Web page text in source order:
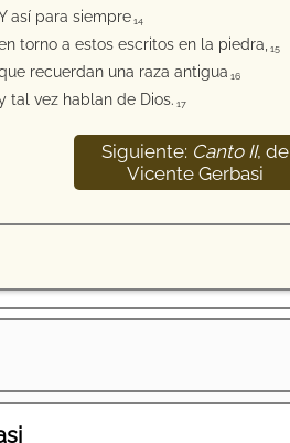
así para siempre 14
torno a estos escritos en la piedra, 15
recuerdan una raza antigua 16
tal vez hablan de Dios. 17
Siguiente: Canto II, de
Vicente Gerbasi